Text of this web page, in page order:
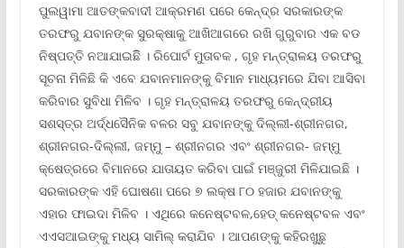
ପୁଲୱାମା ଆତଙ୍କବାଦୀ ଆକ୍ରମଣ ପରେ କେନ୍ଦ୍ର ସରକାରଙ୍କ
ତରଫରୁ ଯବାନଙ୍କ ସୁରକ୍ଷାକୁ ଆଖିଆଗରେ ରଖି ଗୁରୁବାର ଏକ ବଡ
ନିଷ୍ପତ୍ତି ନଆଯାଇଛିି । ରିପୋର୍ଟ ମୁତାବକ , ଗୃହ ମନ୍ତ୍ରାଳୟ ତରଫରୁ
ସୂଚନା ମିଳିଛି କି ଏବେ ଯବାନମାନଙ୍କୁ ବିମାନ ମାଧ୍ୟମରେ ଯିବା ଆସିବା
କରିବାର ସୁବିଧା ମିଳିବ । ଗୃହ ମନ୍ତ୍ରାଳୟ ତରଫରୁ କେନ୍ଦ୍ରୀୟ
ସଶସ୍ତ୍ର ଅର୍ଦ୍ଧସୈନିକ ବଳର ସବୁ ଯବାନଙ୍କୁ ଦିଲ୍ଲୀ-ଶ୍ରୀନଗର,
ଶ୍ରୀନଗର-ଦିଲ୍ଲୀ, ଜମ୍ମୁ – ଶ୍ରୀନଗର ଏବଂ ଶ୍ରୀନଗର- ଜମ୍ମୁ
କ୍ଷେତ୍ରରେ ବିମାନରେ ଯାତାୟତ କରିବା ପାଇଁ ମଞ୍ଜୁରୀ ମିଳିଯାଇଛି ।
ସରକାରଙ୍କ ଏହି ଘୋଷଣା ପରେ ୭ ଲକ୍ଷ ୮୦ ହଜାର ଯବାନଙ୍କୁ
ଏହାର ଫାଇଦା ମିଳିବ । ଏଥିରେ କନେଷ୍ଟବଳ,ହେଡ୍ କନେଷ୍ଟବଳ ଏବଂ
ଏଏସଆଇଙ୍କୁ ମଧ୍ୟ ସାମିଲ୍ କରାଯିବ । ଆପଣଙ୍କୁ କହିରଖୁଛୁ